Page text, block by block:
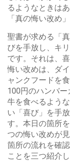
るようなときは
「真の悔い改め
聖書が求める「
びを手放し、キ
です。それは、
悔い改めは、ダ
ャンクフードを
100円のハンバ
牛を食べるよう
い「喜び」を手
す。本日の箇所
つの悔い改めが
箇所の流れを確
ことを三つ紹介